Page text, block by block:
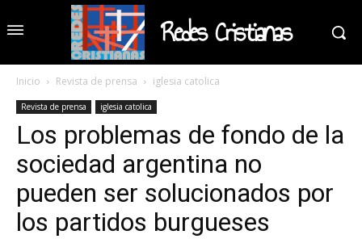
Redes Cristianas
Inicio Revista de prensa iglesia catolica
Revista de prensa iglesia catolica
Los problemas de fondo de la
sociedad argentina no
pueden ser solucionados por
los partidos burgueses